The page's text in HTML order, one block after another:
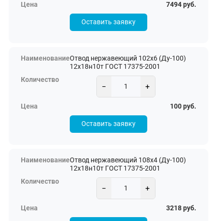
7494 руб.
Оставить заявку
Отвод нержавеющий 102х6 (Ду-100)
12х18н10т ГОСТ 17375-2001
− +
100 руб.
Оставить заявку
Отвод нержавеющий 108х4 (Ду-100)
12х18н10т ГОСТ 17375-2001
− +
3218 руб.